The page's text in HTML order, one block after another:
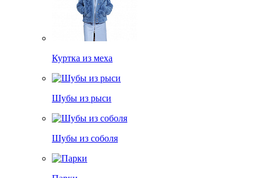
Куртка из меха
Шубы из рыси
Шубы из соболя